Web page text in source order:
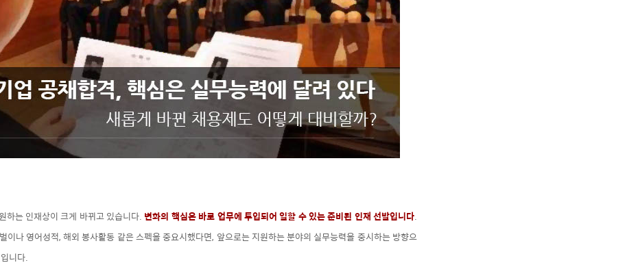
하는 인재상이 크게 바뀌고 있습니다. 변화의 핵심은 바로 업무에 투입되어 일할 수 있는 준비된 인재 선발입니다.
이나 영어성적, 해외 봉사활동 같은 스펙을 중요시했다면, 앞으로는 지원하는 분야의 실무능력을 중시하는 방향으
니다.